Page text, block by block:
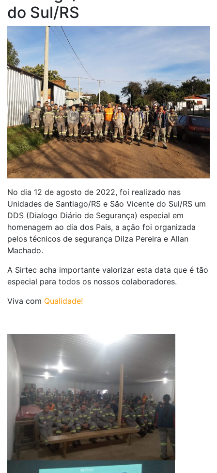
do Sul/RS
No dia 12 de agosto de 2022, foi realizado nas
Unidades de Santiago/RS e São Vicente do Sul/RS um
DDS (Dialogo Diário de Segurança) especial em
homenagem ao dia dos Pais, a ação foi organizada
pelos técnicos de segurança Dilza Pereira e Allan
Machado.
A Sirtec acha importante valorizar esta data que é tão
especial para todos os nossos colaboradores.
Viva com Qualidade!